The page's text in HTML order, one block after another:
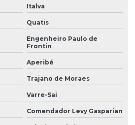
Italva
Quatis
Engenheiro Paulo de
Frontin
Aperibé
Trajano de Moraes
Varre-Sai
Comendador Levy Gasparian